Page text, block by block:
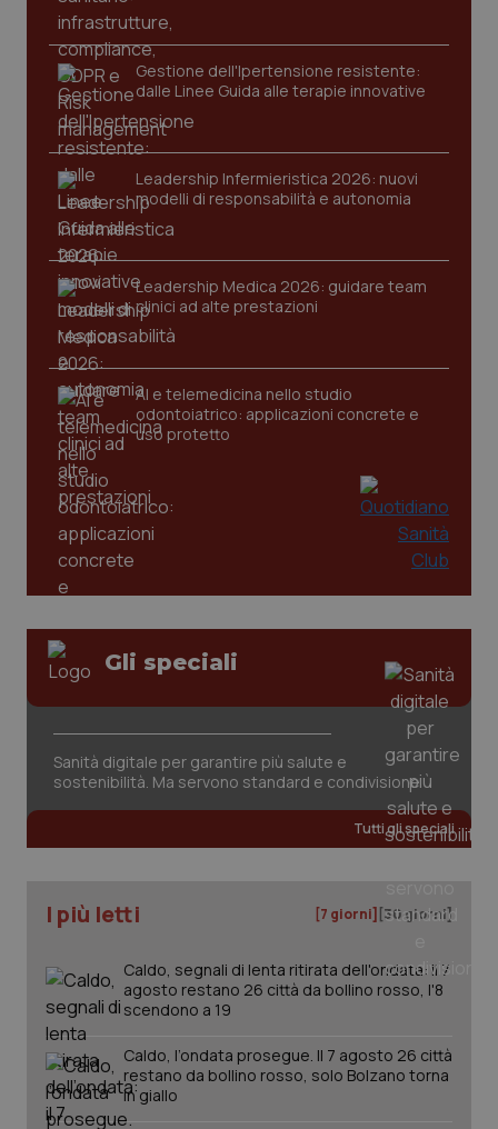
Gestione dell'Ipertensione resistente:
dalle Linee Guida alle terapie innovative
Leadership Infermieristica 2026: nuovi
modelli di responsabilità e autonomia
Leadership Medica 2026: guidare team
clinici ad alte prestazioni
AI e telemedicina nello studio
odontoiatrico: applicazioni concrete e
uso protetto
Gli speciali
Sanità digitale per garantire più salute e
sostenibilità. Ma servono standard e condivisione
Tutti gli speciali
I più letti [7 giorni] [30 giorni]
Caldo, segnali di lenta ritirata dell'ondata: il 7
agosto restano 26 città da bollino rosso, l'8
scendono a 19
Caldo, l’ondata prosegue. Il 7 agosto 26 città
restano da bollino rosso, solo Bolzano torna
in giallo
funzionare correttamente senza questi cookie.
Nome
Fornitore/Dominio
VISITOR_PRIVACY_METADATA
YouTube
.youtube.com
CookieScriptConsent
tracking-enable
www.quotidianosanita.it
tracking-sites-ironfish-
www.quotidianosanita.it
_ga
Google LLC
.quotidianosanita.it